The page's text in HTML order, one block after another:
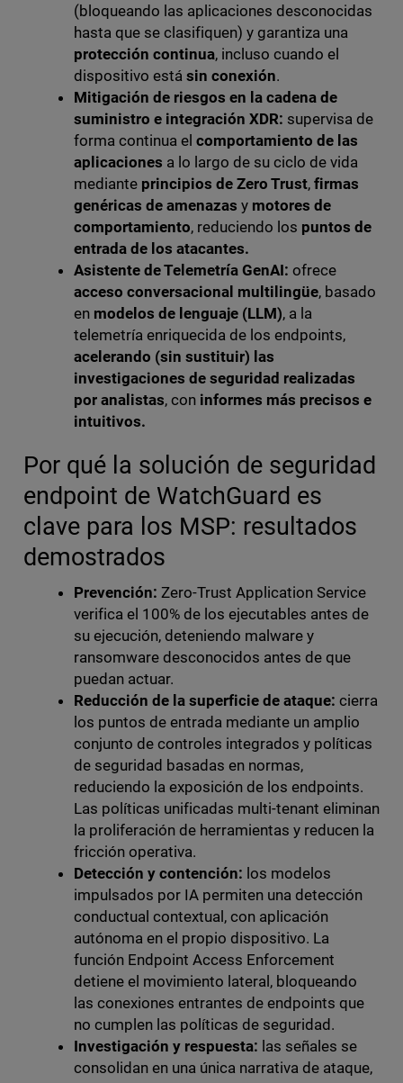
(bloqueando las aplicaciones desconocidas
hasta que se clasifiquen) y garantiza una
protección continua, incluso cuando el
dispositivo está sin conexión.
Mitigación de riesgos en la cadena de
suministro e integración XDR: supervisa de
forma continua el comportamiento de las
aplicaciones a lo largo de su ciclo de vida
mediante principios de Zero Trust,firmas
genéricas de amenazas y motores de
comportamiento, reduciendo los puntos de
entrada de los atacantes.
Asistente de Telemetría GenAI: ofrece
acceso conversacional multilingüe, basado
en modelos de lenguaje (LLM), a la
telemetría enriquecida de los endpoints,
acelerando (sin sustituir) las
investigaciones de seguridad realizadas
por analistas, con informes más precisos e
intuitivos.
Por qué la solución de seguridad
endpoint de WatchGuard es
clave para los MSP: resultados
demostrados
Prevención: Zero-Trust Application Service
verifica el 100% de los ejecutables antes de
su ejecución, deteniendo malware y
ransomware desconocidos antes de que
puedan actuar.
Reducción de la superficie de ataque: cierra
los puntos de entrada mediante un amplio
conjunto de controles integrados y políticas
de seguridad basadas en normas,
reduciendo la exposición de los endpoints.
Las políticas unificadas multi-tenant eliminan
la proliferación de herramientas y reducen la
fricción operativa.
Detección y contención: los modelos
impulsados por IA permiten una detección
conductual contextual, con aplicación
autónoma en el propio dispositivo. La
función Endpoint Access Enforcement
detiene el movimiento lateral, bloqueando
las conexiones entrantes de endpoints que
no cumplen las políticas de seguridad.
Investigación y respuesta: las señales se
consolidan en una única narrativa de ataque,